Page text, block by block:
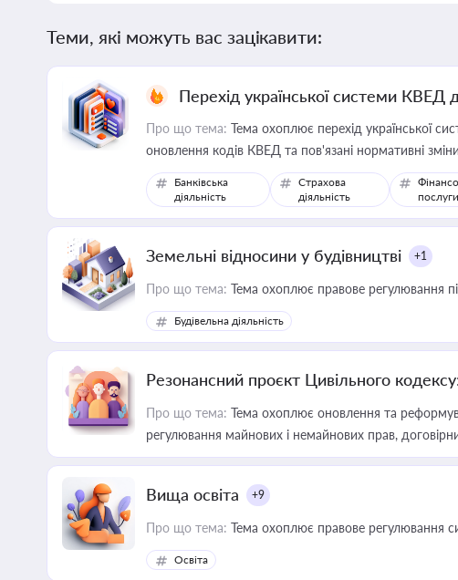
Теми, які можуть вас зацікавити:
Перехід української системи КВЕД
Про що тема: Тема охоплює перехід української
оновлення кодів КВЕД та пов'язані нормативні зміни
Банківська
діяльність
Страхова
діяльність
послуги
Земельні відносини у будівництві +1
Про що тема: Тема охоплює правове регулювання
Будівельна діяльність
Резонансний проєкт Цивільного
Про що тема: Тема охоплює оновлення та
регулювання майнових і немайнових прав,
Вища освіта +9
Про що тема: Тема охоплює правове регулювання
Освіта